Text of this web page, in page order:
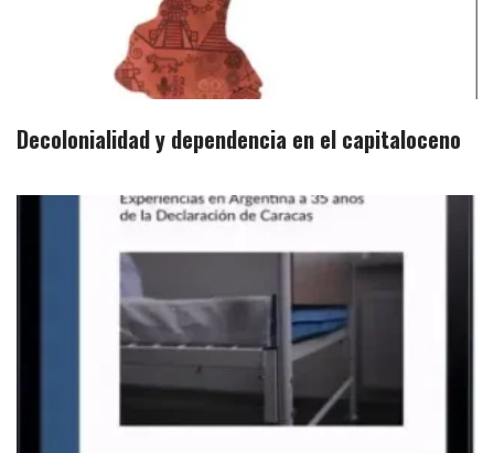
Decolonialidad y dependencia en el capitaloceno